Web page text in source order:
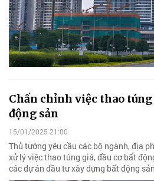
Chấn chỉnh việc thao túng
động sản
15/01/2025 21:00
Thủ tướng yêu cầu các bộ ngành, địa
xử lý việc thao túng giá, đầu cơ bất
các dự án đầu tư xây dựng bất động